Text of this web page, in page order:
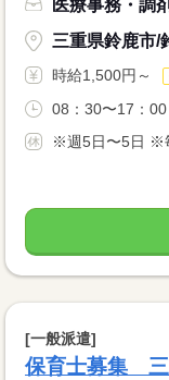
医療事務・調
三重県鈴鹿市/
時給1,500円～
08：30〜17：
※週5日〜5日 ※
[一般派遣]
保育士募集 三